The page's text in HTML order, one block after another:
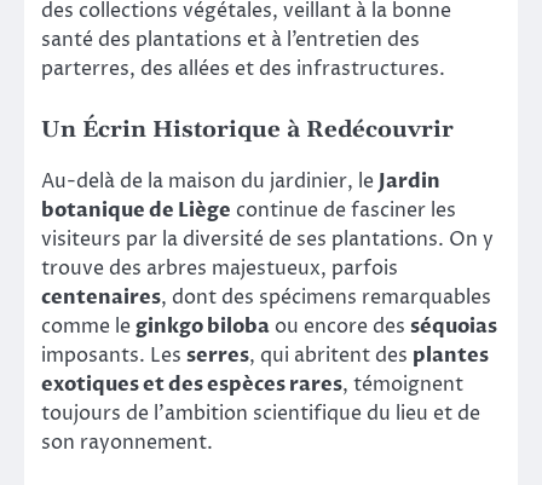
des collections végétales, veillant à la bonne
santé des plantations et à l’entretien des
parterres, des allées et des infrastructures.
Un Écrin Historique à Redécouvrir
Au-delà de la maison du jardinier, le Jardin
botanique de Liège continue de fasciner les
visiteurs par la diversité de ses plantations. On y
trouve des arbres majestueux, parfois
centenaires, dont des spécimens remarquables
comme leginkgo biloba ou encore des séquoias
imposants. Les serres, qui abritent des plantes
exotiques et des espèces rares, témoignent
toujours de l’ambition scientifique du lieu et de
son rayonnement.